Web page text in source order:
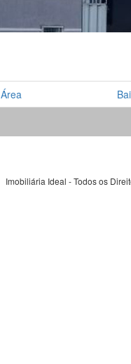
Área
Imobiliária Ideal - Todos os